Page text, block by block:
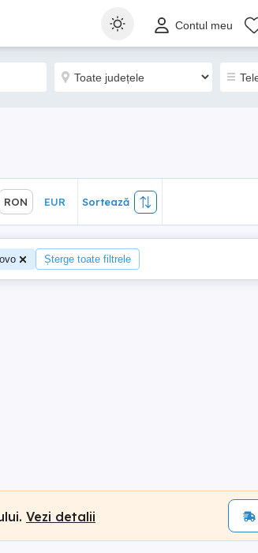
Contul meu
Sortează
RON EUR Sortează
Șterge toate filtrele
Vezi detalii